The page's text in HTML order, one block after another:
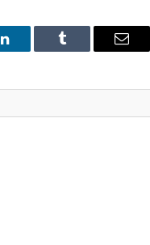
LinkedIn Tumblr
E-